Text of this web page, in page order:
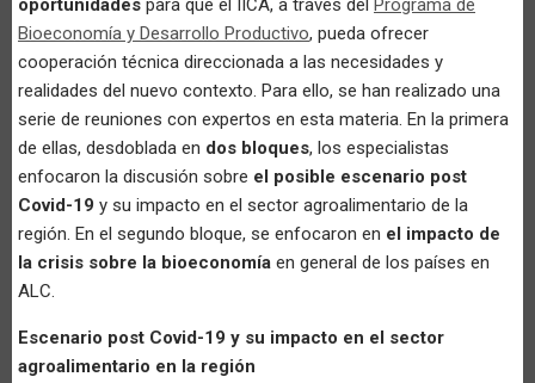
oportunidades para que el IICA, a través del Programa de
Bioeconomía y Desarrollo Productivo, pueda ofrecer
cooperación técnica direccionada a las necesidades y
realidades del nuevo contexto. Para ello, se han realizado una
serie de reuniones con expertos en esta materia. En la primera
de ellas, desdoblada en dos bloques, los especialistas
enfocaron la discusión sobre el posible escenario post
Covid-19 y su impacto en el sector agroalimentario de la
región. En el segundo bloque, se enfocaron en el impacto de
la crisis sobre la bioeconomía en general de los países en
ALC.
Escenario post Covid-19 y su impacto en el sector
agroalimentario en la región